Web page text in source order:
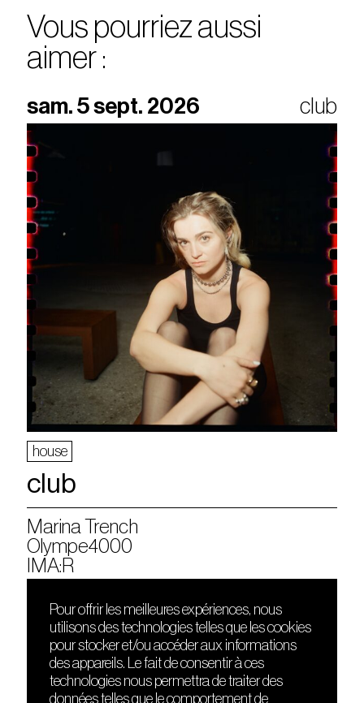
Vous pourriez aussi
aimer :
sam. 5 sept. 2026 club
house
club
Marina Trench
Olympe4000
IMA:R
DÉCOUVRIR
Le lieu
Contact
Presse
FRIENDS
Nuits sonores
HEAT
Hôtel71
Pour offrir les meilleures expériences, nous
utilisons des technologies telles que les cookies
pour stocker et/ou accéder aux informations
des appareils. Le fait de consentir à ces
technologies nous permettra de traiter des
données telles que le comportement de